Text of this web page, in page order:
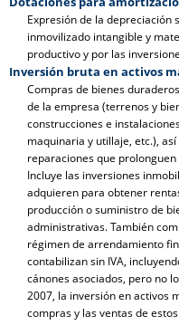
Expresión de la depreciación
inmovilizado intangible y
productivo y por las
Inversión bruta en activos
Compras de bienes
de la empresa (terrenos y
construcciones e
maquinaria y utillaje, etc.),
reparaciones que
Incluye las inversiones
adquieren para obtener
producción o suministro de
administrativas. También
régimen de arrendamiento
contabilizan sin IVA,
cánones asociados, pero no
2007, la inversión en activos
compras y las ventas de